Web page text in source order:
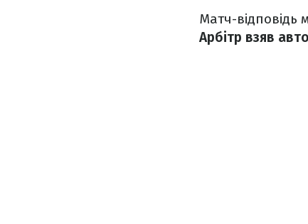
Матч-відповідь
Арбітр взяв